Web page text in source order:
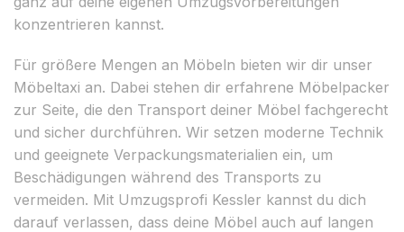
konzentrieren kannst.
Für größere Mengen an Möbeln bieten wir dir unser
Möbeltaxi an. Dabei stehen dir erfahrene Möbelpacker
zur Seite, die den Transport deiner Möbel fachgerecht
und sicher durchführen. Wir setzen moderne Technik
und geeignete Verpackungsmaterialien ein, um
Beschädigungen während des Transports zu
vermeiden. Mit Umzugsprofi Kessler kannst du dich
darauf verlassen, dass deine Möbel auch auf langen